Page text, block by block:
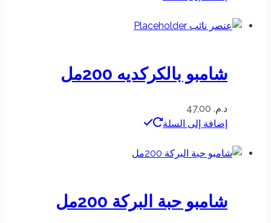
شامبو بالكركديه 200مل
د.م.
إضافة إلى السلة
شامبو حبة البركة 200مل